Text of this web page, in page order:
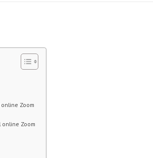
online Zoom
online Zoom